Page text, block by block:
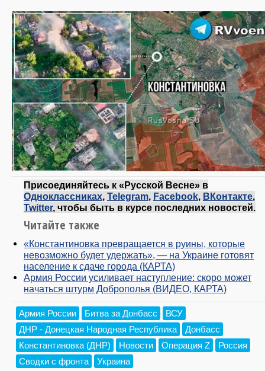
Присоединяйтесь к «Русской Весне» в
Одноклассниках, Telegram, Facebook, ВКонтакте,
Twitter, чтобы быть в курсе последних новостей.
Читайте также
«Константиновка превращается в руины, которые
невозможно будет удержать», — на Украине готовят
население к сдаче города (КАРТА)
Армия России усиливает наступление: скоро может
начаться штурм Доброполья (ВИДЕО, КАРТА)
Армия России Битва за Донбасс
ВСУ
ДНР - Донецкая Народная Республика
Донбасс
Константиновка (ДНР)
Новости Операция Z
Россия
Сводки с фронта
Украина